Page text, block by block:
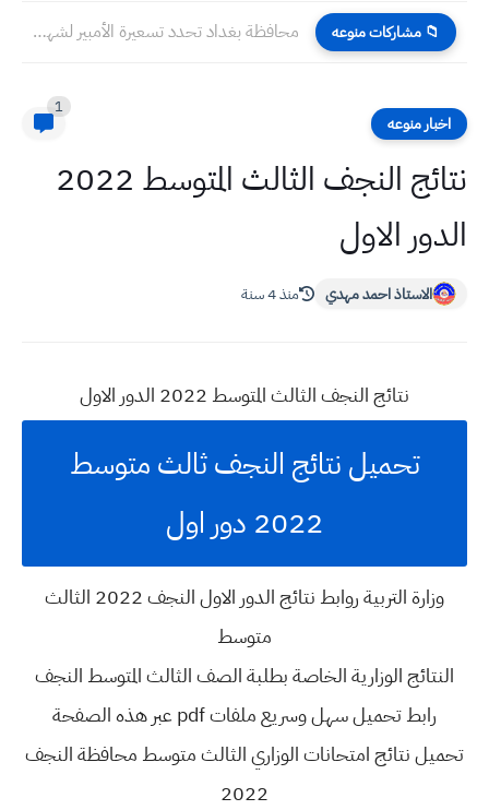
📁 مشاركات منوعه محافظة بغداد تحدد تسعيرة الأمبير لشهر شباط (الثاني) للمولدات الأهلية...
اخبار منوعه
1
نتائج النجف الثالث المتوسط 2022
الدور الاول
الاستاذ احمد مهدي منذ 4 سنة
نتائج النجف الثالث المتوسط 2022 الدور الاول
تحميل نتائج النجف ثالث متوسط
2022 دور اول
وزارة التربية روابط نتائج الدور الاول النجف 2022 الثالث
متوسط
النتائج الوزارية الخاصة بطلبة الصف الثالث المتوسط النجف
رابط تحميل سهل وسريع ملفات pdf عبر هذه الصفحة
تحميل نتائج امتحانات الوزاري الثالث متوسط محافظة النجف
2022